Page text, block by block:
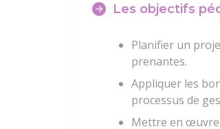
Les objectifs
Planifier un
prenantes.
Appliquer les
processus de
Mettre en œuvre